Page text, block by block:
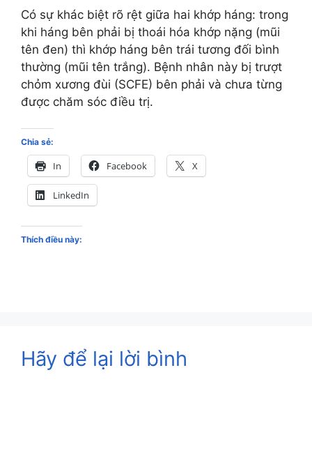
Có sự khác biệt rõ rệt giữa hai khớp háng: trong
khi háng bên phải bị thoái hóa khớp nặng (mũi
tên đen) thì khớp háng bên trái tương đối bình
thường (mũi tên trắng). Bệnh nhân này bị trượt
chỏm xương đùi (SCFE) bên phải và chưa từng
được chăm sóc điều trị.
Chia sẻ:
In Facebook X
LinkedIn
Thích điều này:
Hãy để lại lời bình